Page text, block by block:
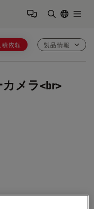
積依頼 製品情報
メラ<br>